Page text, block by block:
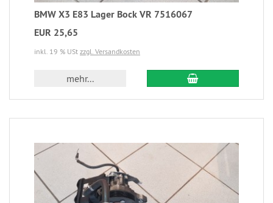
BMW X3 E83 Lager Bock VR 7516067
EUR 25,65
inkl. 19 % USt zzgl. Versandkosten
mehr...